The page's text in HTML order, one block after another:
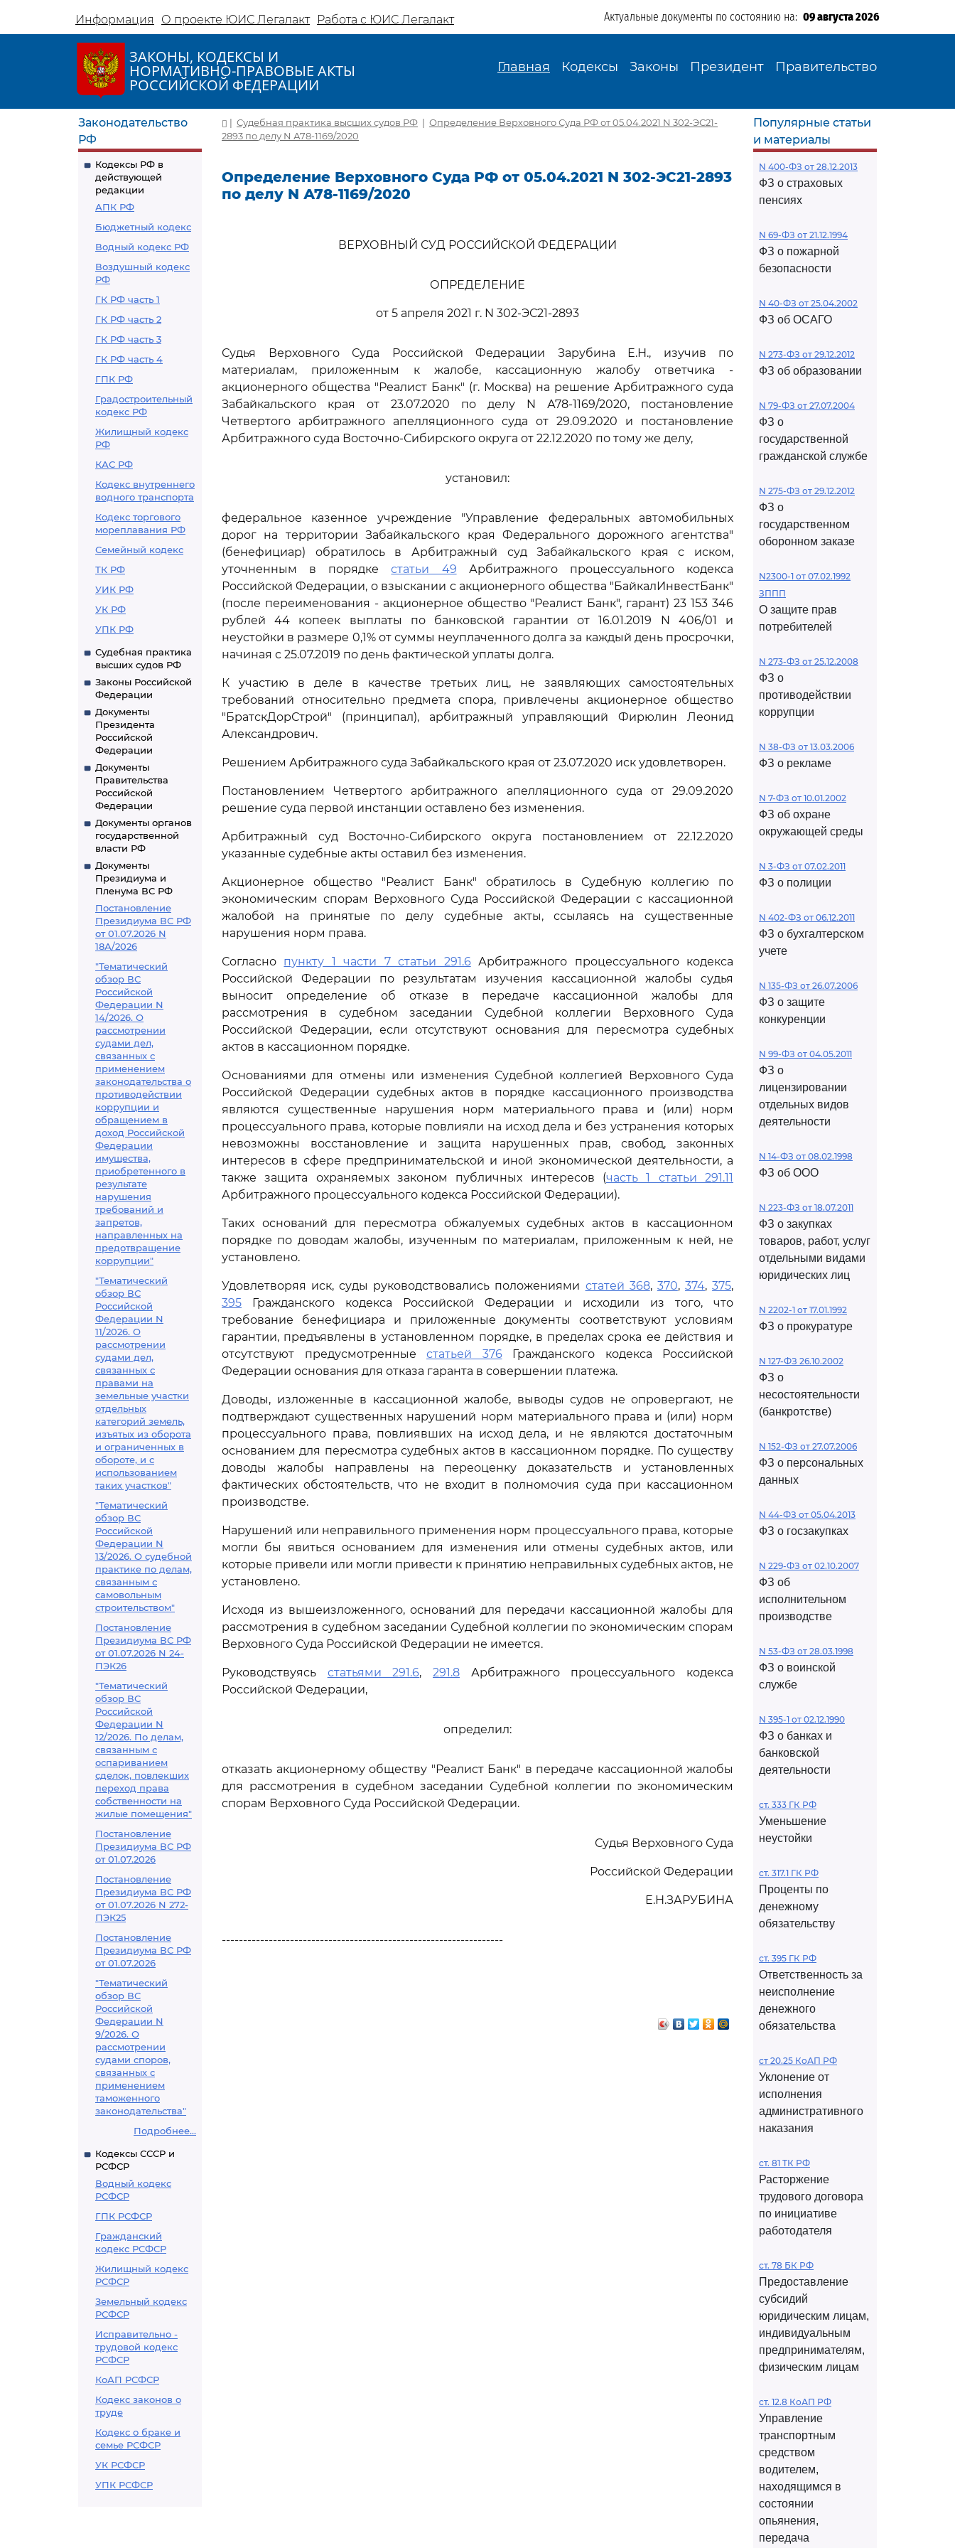
Информация О проекте ЮИС Легалакт Работа с ЮИС Легалакт Актуальные документы по состоянию на: 09 августа 2026
ЗАКОНЫ, КОДЕКСЫ И
НОРМАТИВНО-ПРАВОВЫЕ АКТЫ
РОССИЙСКОЙ ФЕДЕРАЦИИ
Главная Кодексы Законы Президент Правительство
Законодательство
РФ
Кодексы РФ в
действующей
редакции
АПК РФ
Бюджетный кодекс
Водный кодекс РФ
Воздушный кодекс
РФ
ГК РФ часть 1
ГК РФ часть 2
ГК РФ часть 3
ГК РФ часть 4
ГПК РФ
Градостроительный
кодекс РФ
Жилищный кодекс
РФ
КАС РФ
Кодекс внутреннего
водного транспорта
Кодекс торгового
мореплавания РФ
Семейный кодекс
ТК РФ
УИК РФ
УК РФ
УПК РФ
Судебная практика
высших судов РФ
Законы Российской
Федерации
Документы
Президента
Российской
Федерации
Документы
Правительства
Российской
Федерации
Документы органов
государственной
власти РФ
Документы
Президиума и
Пленума ВС РФ
Постановление
Президиума ВС РФ
от 01.07.2026 N
18А/2026
"Тематический
обзор ВС
Российской
Федерации N
14/2026. О
рассмотрении
судами дел,
связанных с
применением
законодательства о
противодействии
коррупции и
обращением в
доход Российской
Федерации
имущества,
приобретенного в
результате
нарушения
требований и
запретов,
направленных на
предотвращение
коррупции"
"Тематический
обзор ВС
Российской
Федерации N
11/2026. О
рассмотрении
судами дел,
связанных с
правами на
земельные участки
отдельных
категорий земель,
изъятых из оборота
и ограниченных в
обороте, и с
использованием
таких участков"
"Тематический
обзор ВС
Российской
Федерации N
13/2026. О судебной
практике по делам,
связанным с
самовольным
строительством"
Постановление
Президиума ВС РФ
от 01.07.2026 N 24-
ПЭК26
"Тематический
обзор ВС
Российской
Федерации N
12/2026. По делам,
связанным с
оспариванием
сделок, повлекших
переход права
собственности на
жилые помещения"
Постановление
Президиума ВС РФ
от 01.07.2026
Постановление
Президиума ВС РФ
от 01.07.2026 N 272-
ПЭК25
Постановление
Президиума ВС РФ
от 01.07.2026
"Тематический
обзор ВС
Российской
Федерации N
9/2026. О
рассмотрении
судами споров,
связанных с
применением
таможенного
законодательства"
Подробнее...
Кодексы СССР и
РСФСР
Водный кодекс
РСФСР
ГПК РСФСР
Гражданский
кодекс РСФСР
Жилищный кодекс
РСФСР
Земельный кодекс
РСФСР
Исправительно -
трудовой кодекс
РСФСР
КоАП РСФСР
Кодекс законов о
труде
Кодекс о браке и
семье РСФСР
УК РСФСР
УПК РСФСР
| Судебная практика высших судов РФ | Определение Верховного Суда РФ от 05.04.2021 N 302-ЭС21-
2893 по делу N А78-1169/2020
Определение Верховного Суда РФ от 05.04.2021 N 302-ЭС21-2893
по делу N А78-1169/2020
ВЕРХОВНЫЙ СУД РОССИЙСКОЙ ФЕДЕРАЦИИ
ОПРЕДЕЛЕНИЕ
от 5 апреля 2021 г. N 302-ЭС21-2893
Судья Верховного Суда Российской Федерации Зарубина Е.Н., изучив по
материалам, приложенным к жалобе, кассационную жалобу ответчика -
акционерного общества "Реалист Банк" (г. Москва) на решение Арбитражного суда
Забайкальского края от 23.07.2020 по делу N А78-1169/2020, постановление
Четвертого арбитражного апелляционного суда от 29.09.2020 и постановление
Арбитражного суда Восточно-Сибирского округа от 22.12.2020 по тому же делу,
установил:
федеральное казенное учреждение "Управление федеральных автомобильных
дорог на территории Забайкальского края Федерального дорожного агентства"
(бенефициар) обратилось в Арбитражный суд Забайкальского края с иском,
уточненным в порядкестатьи 49 Арбитражного процессуального кодекса
Российской Федерации, о взыскании с акционерного общества "БайкалИнвестБанк"
(после переименования - акционерное общество "Реалист Банк", гарант) 23 153 346
рублей 44 копеек выплаты по банковской гарантии от 16.01.2019 N 406/01 и
неустойки в размере 0,1% от суммы неуплаченного долга за каждый день просрочки,
начиная с 25.07.2019 по день фактической уплаты долга.
К участию в деле в качестве третьих лиц, не заявляющих самостоятельных
требований относительно предмета спора, привлечены акционерное общество
"БратскДорСтрой" (принципал), арбитражный управляющий Фирюлин Леонид
Александрович.
Решением Арбитражного суда Забайкальского края от 23.07.2020 иск удовлетворен.
Постановлением Четвертого арбитражного апелляционного суда от 29.09.2020
решение суда первой инстанции оставлено без изменения.
Арбитражный суд Восточно-Сибирского округа постановлением от 22.12.2020
указанные судебные акты оставил без изменения.
Акционерное общество "Реалист Банк" обратилось в Судебную коллегию по
экономическим спорам Верховного Суда Российской Федерации с кассационной
жалобой на принятые по делу судебные акты, ссылаясь на существенные
нарушения норм права.
Согласно пункту 1 части 7 статьи 291.6Арбитражного процессуального кодекса
Российской Федерации по результатам изучения кассационной жалобы судья
выносит определение об отказе в передаче кассационной жалобы для
рассмотрения в судебном заседании Судебной коллегии Верховного Суда
Российской Федерации, если отсутствуют основания для пересмотра судебных
актов в кассационном порядке.
Основаниями для отмены или изменения Судебной коллегией Верховного Суда
Российской Федерации судебных актов в порядке кассационного производства
являются существенные нарушения норм материального права и (или) норм
процессуального права, которые повлияли на исход дела и без устранения которых
невозможны восстановление и защита нарушенных прав, свобод, законных
интересов в сфере предпринимательской и иной экономической деятельности, а
также защита охраняемых законом публичных интересов (часть 1 статьи 291.11
Арбитражного процессуального кодекса Российской Федерации).
Таких оснований для пересмотра обжалуемых судебных актов в кассационном
порядке по доводам жалобы, изученным по материалам, приложенным к ней, не
установлено.
Удовлетворяя иск, суды руководствовались положениями статей 368, 370, 374,375,
395 Гражданского кодекса Российской Федерации и исходили из того, что
требование бенефициара и приложенные документы соответствуют условиям
гарантии, предъявлены в установленном порядке, в пределах срока ее действия и
отсутствуют предусмотренные статьей 376Гражданского кодекса Российской
Федерации основания для отказа гаранта в совершении платежа.
Доводы, изложенные в кассационной жалобе, выводы судов не опровергают, не
подтверждают существенных нарушений норм материального права и (или) норм
процессуального права, повлиявших на исход дела, и не являются достаточным
основанием для пересмотра судебных актов в кассационном порядке. По существу
доводы жалобы направлены на переоценку доказательств и установленных
фактических обстоятельств, что не входит в полномочия суда при кассационном
производстве.
Нарушений или неправильного применения норм процессуального права, которые
могли бы явиться основанием для изменения или отмены судебных актов, или
которые привели или могли привести к принятию неправильных судебных актов, не
установлено.
Исходя из вышеизложенного, оснований для передачи кассационной жалобы для
рассмотрения в судебном заседании Судебной коллегии по экономическим спорам
Верховного Суда Российской Федерации не имеется.
Руководствуясь статьями 291.6,291.8 Арбитражного процессуального кодекса
Российской Федерации,
определил:
отказать акционерному обществу "Реалист Банк" в передаче кассационной жалобы
для рассмотрения в судебном заседании Судебной коллегии по экономическим
спорам Верховного Суда Российской Федерации.
Судья Верховного Суда
Российской Федерации
Е.Н.ЗАРУБИНА
------------------------------------------------------------------
Популярные статьи
и материалы
N 400-ФЗ от 28.12.2013
ФЗ о страховых
пенсиях
N 69-ФЗ от 21.12.1994
ФЗ о пожарной
безопасности
N 40-ФЗ от 25.04.2002
ФЗ об ОСАГО
N 273-ФЗ от 29.12.2012
ФЗ об образовании
N 79-ФЗ от 27.07.2004
ФЗ о
государственной
гражданской службе
N 275-ФЗ от 29.12.2012
ФЗ о
государственном
оборонном заказе
N2300-1 от 07.02.1992
ЗППП
О защите прав
потребителей
N 273-ФЗ от 25.12.2008
ФЗ о
противодействии
коррупции
N 38-ФЗ от 13.03.2006
ФЗ о рекламе
N 7-ФЗ от 10.01.2002
ФЗ об охране
окружающей среды
N 3-ФЗ от 07.02.2011
ФЗ о полиции
N 402-ФЗ от 06.12.2011
ФЗ о бухгалтерском
учете
N 135-ФЗ от 26.07.2006
ФЗ о защите
конкуренции
N 99-ФЗ от 04.05.2011
ФЗ о
лицензировании
отдельных видов
деятельности
N 14-ФЗ от 08.02.1998
ФЗ об ООО
N 223-ФЗ от 18.07.2011
ФЗ о закупках
товаров, работ, услуг
отдельными видами
юридических лиц
N 2202-1 от 17.01.1992
ФЗ о прокуратуре
N 127-ФЗ 26.10.2002
ФЗ о
несостоятельности
(банкротстве)
N 152-ФЗ от 27.07.2006
ФЗ о персональных
данных
N 44-ФЗ от 05.04.2013
ФЗ о госзакупках
N 229-ФЗ от 02.10.2007
ФЗ об
исполнительном
производстве
N 53-ФЗ от 28.03.1998
ФЗ о воинской
службе
N 395-1 от 02.12.1990
ФЗ о банках и
банковской
деятельности
ст. 333 ГК РФ
Уменьшение
неустойки
ст. 317.1 ГК РФ
Проценты по
денежному
обязательству
ст. 395 ГК РФ
Ответственность за
неисполнение
денежного
обязательства
ст 20.25 КоАП РФ
Уклонение от
исполнения
административного
наказания
ст. 81 ТК РФ
Расторжение
трудового договора
по инициативе
работодателя
ст. 78 БК РФ
Предоставление
субсидий
юридическим лицам,
индивидуальным
предпринимателям,
физическим лицам
ст. 12.8 КоАП РФ
Управление
транспортным
средством
водителем,
находящимся в
состоянии
опьянения,
передача